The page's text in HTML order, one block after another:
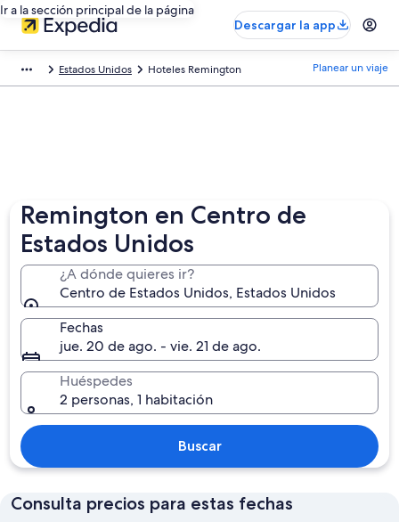
Ir a la sección principal de la página
Descargar la app
Estados Unidos Hoteles Remington Planear un viaje
Remington en Centro de
Estados Unidos
¿A dónde quieres ir?
Centro de Estados Unidos, Estados Unidos
Fechas
jue. 20 de ago. - vie. 21 de ago.
Huéspedes
2 personas, 1 habitación
Buscar
Consulta precios para estas fechas